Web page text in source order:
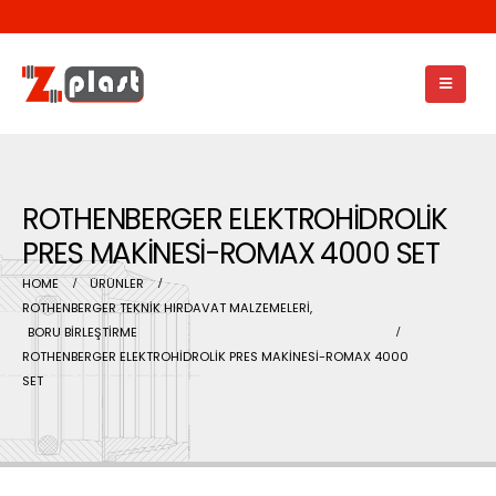
ROTHENBERGER ELEKTROHİDROLİK
PRES MAKİNESİ-ROMAX 4000 SET
HOME
ÜRÜNLER
ROTHENBERGER TEKNİK HIRDAVAT MALZEMELERİ,
BORU BİRLEŞTİRME
ROTHENBERGER ELEKTROHİDROLİK PRES MAKİNESİ-ROMAX 4000
SET